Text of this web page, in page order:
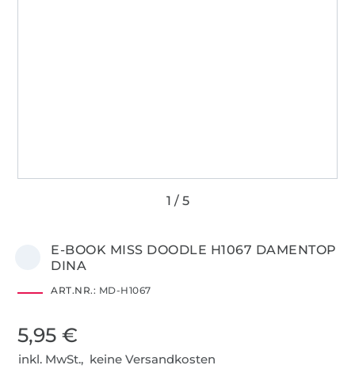
E-BOOK MISS DOODLE H1067 DAMENTOP
DINA
ART.NR.: MD-H1067
5,95 €
inkl. MwSt., keine Versandkosten